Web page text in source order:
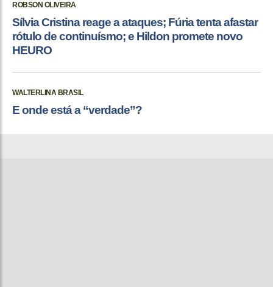
ROBSON OLIVEIRA
Sílvia Cristina reage a ataques; Fúria tenta afastar
rótulo de continuísmo; e Hildon promete novo
HEURO
WALTERLINA BRASIL
E onde está a “verdade”?